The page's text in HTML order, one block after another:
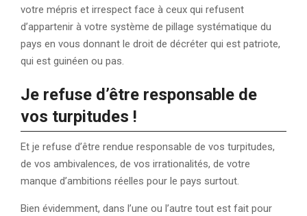
votre mépris et irrespect face à ceux qui refusent
d’appartenir à votre système de pillage systématique du
pays en vous donnant le droit de décréter qui est patriote,
qui est guinéen ou pas.
Je refuse d’être responsable de
vos turpitudes !
Et je refuse d’être rendue responsable de vos turpitudes,
de vos ambivalences, de vos irrationalités, de votre
manque d’ambitions réelles pour le pays surtout.
Bien évidemment, dans l’une ou l’autre tout est fait pour